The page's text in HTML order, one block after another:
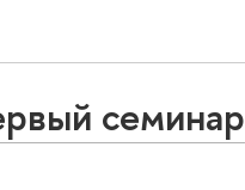
семинар